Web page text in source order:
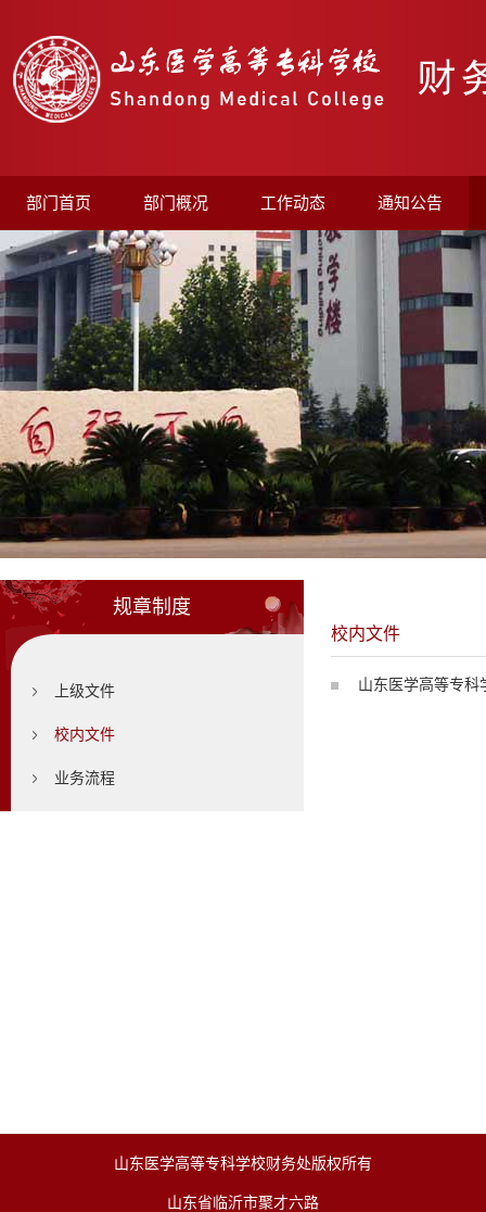
部门首页 部门概况 工作动态 通知公告
规章制度
上级文件
校内文件
业务流程
校内文件
山东医学高等专科
山东医学高等专科学校财务处版权所有
山东省临沂市聚才六路